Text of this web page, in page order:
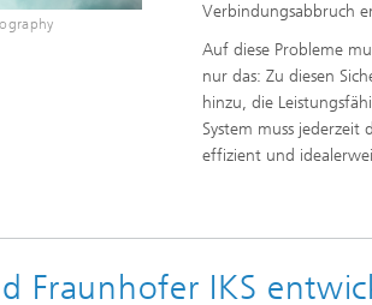
Verbindungsabbruch
Auf diese Probleme
nur das: Zu diesen
hinzu, die
System muss jederzeit
effizient und
Fraunhofer IKS